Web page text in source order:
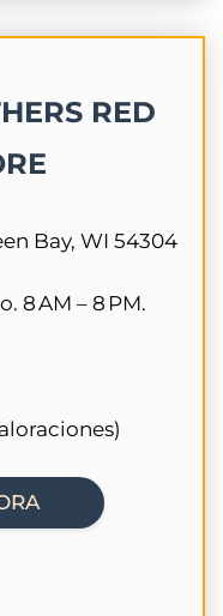
RED
Bay, WI 54304
8 AM – 8 PM.